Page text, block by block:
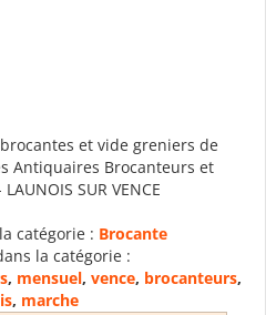
et vide greniers de
Antiquaires Brocanteurs et
SUR VENCE
catégorie : Brocante
la catégorie :
, mensuel, vence, brocanteurs,
, marche